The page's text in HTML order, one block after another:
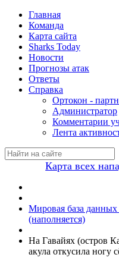
Главная
Команда
Карта сайта
Sharks Today
Новости
Прогнозы атак
Ответы
Справка
Ортокон -
Администратор
Комментарии
Лента
Карта всех
Мировая база
(наполняется)
На Гавайях (остров
акула откусила ногу